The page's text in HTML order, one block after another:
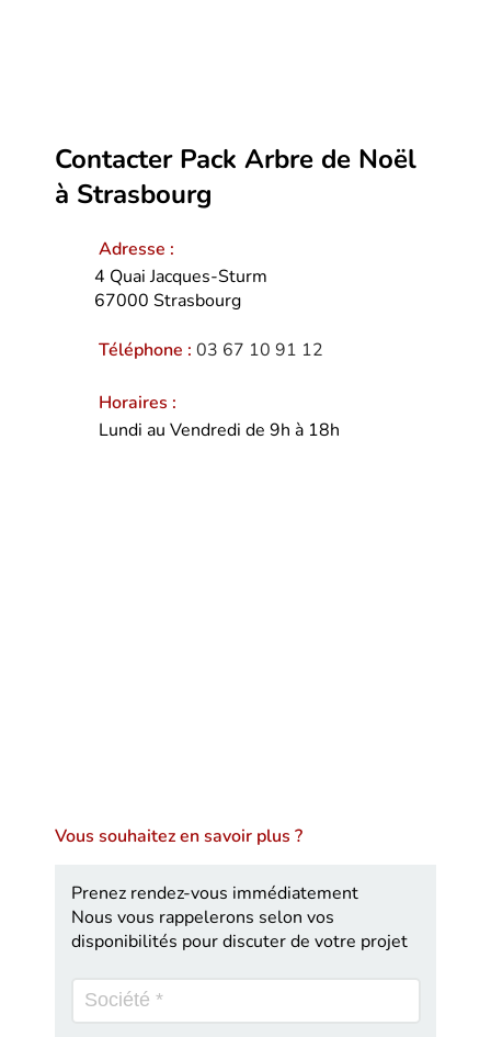
Contacter Pack Arbre de Noël
à Strasbourg
Adresse :
4 Quai Jacques-Sturm
67000 Strasbourg
Téléphone : 03 67 10 91 12
Horaires :
Lundi au Vendredi de 9h à 18h
Vous souhaitez en savoir plus ?
Prenez rendez-vous immédiatement
Nous vous rappelerons selon vos
disponibilités pour discuter de votre projet